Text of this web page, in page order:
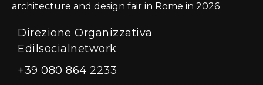
architecture and design fair in Rome in 2026
Direzione Organizzativa
Edilsocialnetwork
+39 080 864 2233